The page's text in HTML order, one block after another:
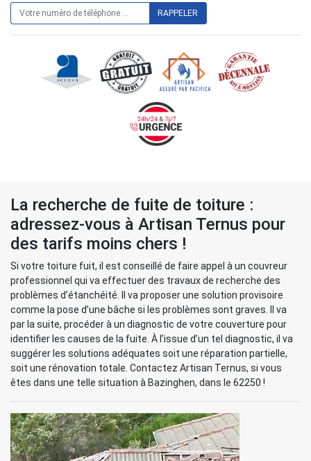
La recherche de fuite de toiture :
adressez-vous à Artisan Ternus pour
des tarifs moins chers !
Si votre toiture fuit, il est conseillé de faire appel à un couvreur
professionnel qui va effectuer des travaux de recherche des
problèmes d’étanchéité. Il va proposer une solution provisoire
comme la pose d’une bâche si les problèmes sont graves. Il va
par la suite, procéder à un diagnostic de votre couverture pour
identifier les causes de la fuite. À l’issue d’un tel diagnostic, il va
suggérer les solutions adéquates soit une réparation partielle,
soit une rénovation totale. Contactez Artisan Ternus, si vous
êtes dans une telle situation à Bazinghen, dans le 62250 !